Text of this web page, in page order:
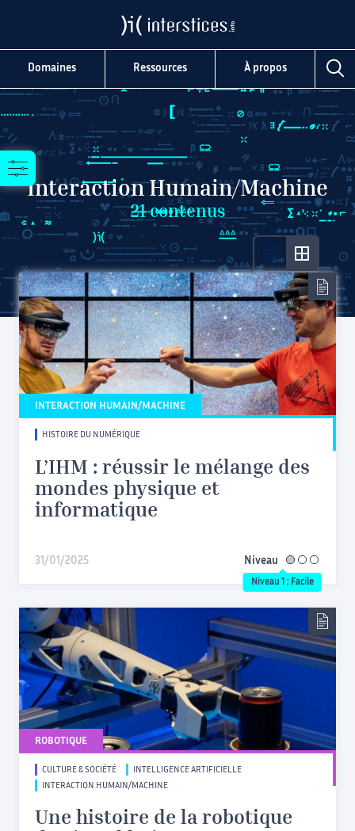
Domaines Ressources À propos
Interaction Humain/Machine
21contenus
INTERACTION HUMAIN/MACHINE
HISTOIRE DU NUMÉRIQUE
L’IHM : réussir le mélange des
mondes physique et
informatique
31/01/2025 Niveau facile
Niveau 1 : Facile
ROBOTIQUE
CULTURE & SOCIÉTÉ INTELLIGENCE ARTIFICIELLE
INTERACTION HUMAIN/MACHINE
Une histoire de la robotique